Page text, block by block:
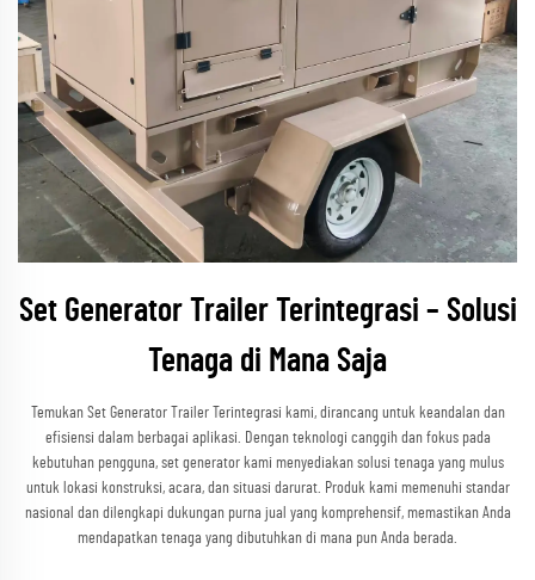
Set Generator Trailer Terintegrasi – Solusi
Tenaga di Mana Saja
Temukan Set Generator Trailer Terintegrasi kami, dirancang untuk keandalan dan
efisiensi dalam berbagai aplikasi. Dengan teknologi canggih dan fokus pada
kebutuhan pengguna, set generator kami menyediakan solusi tenaga yang mulus
untuk lokasi konstruksi, acara, dan situasi darurat. Produk kami memenuhi standar
nasional dan dilengkapi dukungan purna jual yang komprehensif, memastikan Anda
mendapatkan tenaga yang dibutuhkan di mana pun Anda berada.